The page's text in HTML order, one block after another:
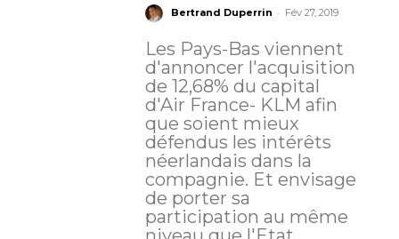
Bertrand Duperrin - Fév 27, 2019
Les Pays-Bas viennent
d'annoncer l'acquisition
de 12,68% du capital
d'Air France- KLM afin
que soient mieux
défendus les intérêts
néerlandais dans la
compagnie. Et envisage
de porter sa
participation au même